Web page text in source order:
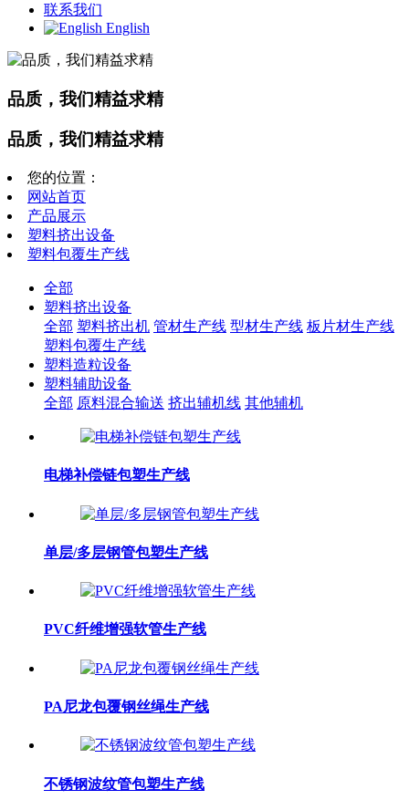
联系我们
English
品质，我们精益求精
品质，我们精益求精
您的位置：
网站首页
产品展示
塑料挤出设备
塑料包覆生产线
全部
塑料挤出设备
全部 塑料挤出机 管材生产线 型材生产线 板片材生产线
塑料包覆生产线
塑料造粒设备
塑料辅助设备
全部 原料混合输送 挤出辅机线 其他辅机
电梯补偿链包塑生产线
单层/多层钢管包塑生产线
PVC纤维增强软管生产线
PA尼龙包覆钢丝绳生产线
不锈钢波纹管包塑生产线